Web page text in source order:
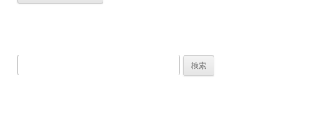
索